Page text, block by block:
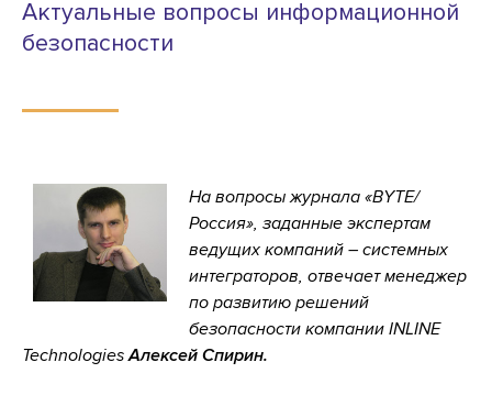
Актуальные вопросы информационной
безопасности
На вопросы журнала «BYTE/
Россия», заданные экспертам
ведущих компаний – системных
интеграторов, отвечает менеджер
по развитию решений
безопасности компании INLINE
TechnologiesАлексей Спирин.